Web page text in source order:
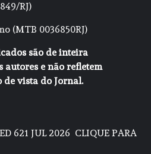
RJ)
(MTB 0036850RJ)
são de inteira
autores e não refletem
de vista do Jornal.
621 JUL 2026 CLIQUE PARA